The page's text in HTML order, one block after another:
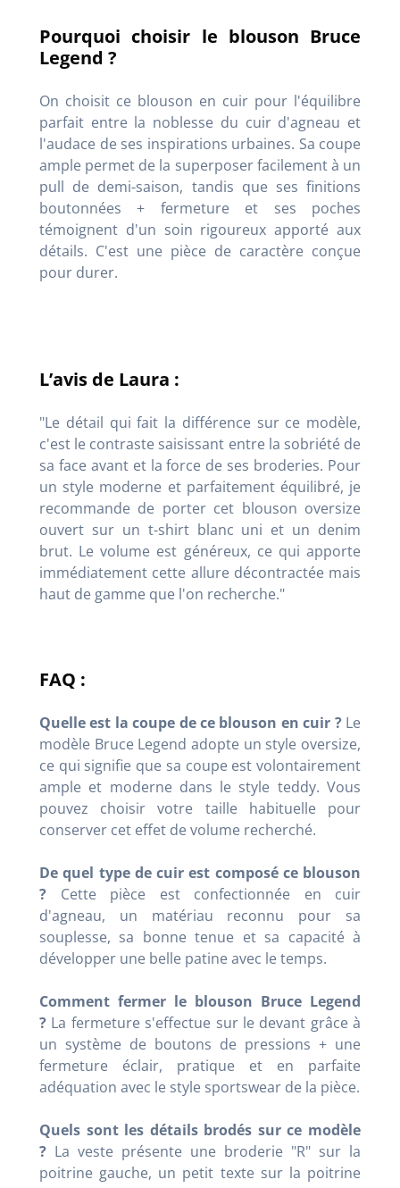
Pourquoi choisir le blouson Bruce
Legend ?
On choisit ce blouson en cuir pour l'équilibre
parfait entre la noblesse du cuir d'agneau et
l'audace de ses inspirations urbaines. Sa coupe
ample permet de la superposer facilement à un
pull de demi-saison, tandis que ses finitions
boutonnées + fermeture et ses poches
témoignent d'un soin rigoureux apporté aux
détails. C'est une pièce de caractère conçue
pour durer.
L’avis de Laura :
"Le détail qui fait la différence sur ce modèle,
c'est le contraste saisissant entre la sobriété de
sa face avant et la force de ses broderies. Pour
un style moderne et parfaitement équilibré, je
recommande de porter cet blouson oversize
ouvert sur un t-shirt blanc uni et un denim
brut. Le volume est généreux, ce qui apporte
immédiatement cette allure décontractée mais
haut de gamme que l'on recherche."
FAQ :
Quelle est la coupe de ce blouson en cuir ? Le
modèle Bruce Legend adopte un style oversize,
ce qui signifie que sa coupe est volontairement
ample et moderne dans le style teddy. Vous
pouvez choisir votre taille habituelle pour
conserver cet effet de volume recherché.
De quel type de cuir est composé ce blouson
? Cette pièce est confectionnée en cuir
d'agneau, un matériau reconnu pour sa
souplesse, sa bonne tenue et sa capacité à
développer une belle patine avec le temps.
Comment fermer le blouson Bruce Legend
? La fermeture s'effectue sur le devant grâce à
un système de boutons de pressions + une
fermeture éclair, pratique et en parfaite
adéquation avec le style sportswear de la pièce.
Quels sont les détails brodés sur ce modèle
? La veste présente une broderie "R" sur la
poitrine gauche, un petit texte sur la poitrine